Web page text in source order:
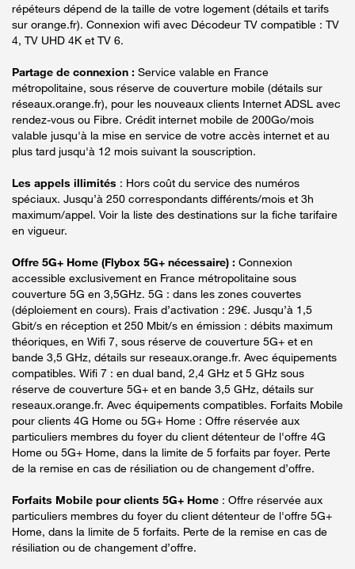
répéteurs dépend de la taille de votre logement (détails et tarifs
sur orange.fr). Connexion wifi avec Décodeur TV compatible : TV
4, TV UHD 4K et TV 6.
Partage de connexion : Service valable en France
métropolitaine, sous réserve de couverture mobile (détails sur
réseaux.orange.fr), pour les nouveaux clients Internet ADSL avec
rendez-vous ou Fibre. Crédit internet mobile de 200Go/mois
valable jusqu'à la mise en service de votre accès internet et au
plus tard jusqu'à 12 mois suivant la souscription.
Les appels illimités : Hors coût du service des numéros
spéciaux. Jusqu’à 250 correspondants différents/mois et 3h
maximum/appel. Voir la liste des destinations sur la fiche tarifaire
en vigueur.
Offre 5G+ Home (Flybox 5G+ nécessaire) : Connexion
accessible exclusivement en France métropolitaine sous
couverture 5G en 3,5GHz. 5G : dans les zones couvertes
(déploiement en cours). Frais d’activation : 29€. Jusqu’à 1,5
Gbit/s en réception et 250 Mbit/s en émission : débits maximum
théoriques, en Wifi 7, sous réserve de couverture 5G+ et en
bande 3,5 GHz, détails sur reseaux.orange.fr. Avec équipements
compatibles. Wifi 7 : en dual band, 2,4 GHz et 5 GHz sous
réserve de couverture 5G+ et en bande 3,5 GHz, détails sur
reseaux.orange.fr. Avec équipements compatibles. Forfaits Mobile
pour clients 4G Home ou 5G+ Home : Offre réservée aux
particuliers membres du foyer du client détenteur de l'offre 4G
Home ou 5G+ Home, dans la limite de 5 forfaits par foyer. Perte
de la remise en cas de résiliation ou de changement d’offre.
Forfaits Mobile pour clients 5G+ Home : Offre réservée aux
particuliers membres du foyer du client détenteur de l'offre 5G+
Home, dans la limite de 5 forfaits. Perte de la remise en cas de
résiliation ou de changement d’offre.